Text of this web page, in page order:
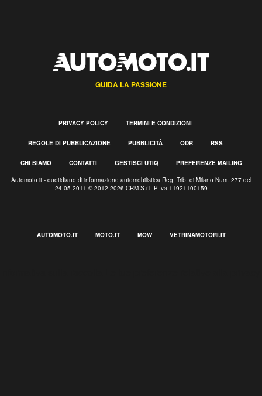
GUIDA LA PASSIONE
PRIVACY POLICY TERMINI E CONDIZIONI
REGOLE DI PUBBLICAZIONE PUBBLICITÀ ODR RSS
CHI SIAMO CONTATTI GESTISCI UTIQ PREFERENZE MAILING
Automoto.it - quotidiano di informazione automobilistica Reg. Trib. di Milano Num. 277 del
24.05.2011 © 2012-2026 CRM S.r.l. P.Iva 11921100159
AUTOMOTO.IT MOTO.IT MOW VETRINAMOTORI.IT